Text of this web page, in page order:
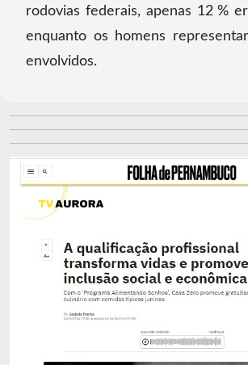
rodovias federais, apenas 12 %
enquanto os homens
envolvidos.